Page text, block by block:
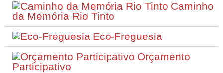
Caminho
da Memória Rio Tinto
Eco-Freguesia
Orçamento
Participativo